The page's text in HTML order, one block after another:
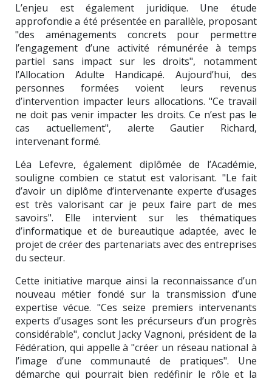
L’enjeu est également juridique. Une étude
approfondie a été présentée en parallèle, proposant
"des aménagements concrets pour permettre
l’engagement d’une activité rémunérée à temps
partiel sans impact sur les droits", notamment
l’Allocation Adulte Handicapé. Aujourd’hui, des
personnes formées voient leurs revenus
d’intervention impacter leurs allocations. "Ce travail
ne doit pas venir impacter les droits. Ce n’est pas le
cas actuellement", alerte Gautier Richard,
intervenant formé.
Léa Lefevre, également diplômée de l’Académie,
souligne combien ce statut est valorisant. "Le fait
d’avoir un diplôme d’intervenante experte d’usages
est très valorisant car je peux faire part de mes
savoirs". Elle intervient sur les thématiques
d’informatique et de bureautique adaptée, avec le
projet de créer des partenariats avec des entreprises
du secteur.
Cette initiative marque ainsi la reconnaissance d’un
nouveau métier fondé sur la transmission d’une
expertise vécue. "Ces seize premiers intervenants
experts d’usages sont les précurseurs d’un progrès
considérable", conclut Jacky Vagnoni, président de la
Fédération, qui appelle à "créer un réseau national à
l’image d’une communauté de pratiques". Une
démarche qui pourrait bien redéfinir le rôle et la